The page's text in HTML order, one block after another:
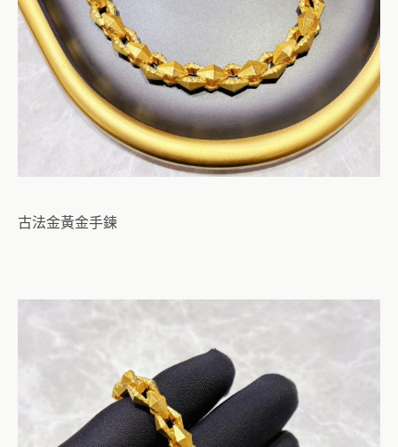
古法金黃金手鍊